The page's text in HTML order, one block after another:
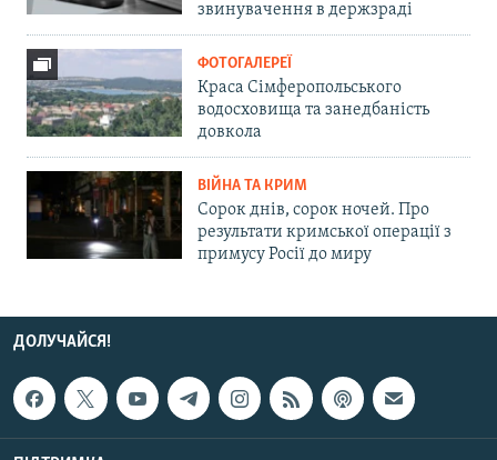
звинувачення в держзраді
ФОТОГАЛЕРЕЇ
Краса Сімферопольського
водосховища та занедбаність
довкола
ВІЙНА ТА КРИМ
Сорок днів, сорок ночей. Про
результати кримської операції з
примусу Росії до миру
ДОЛУЧАЙСЯ!